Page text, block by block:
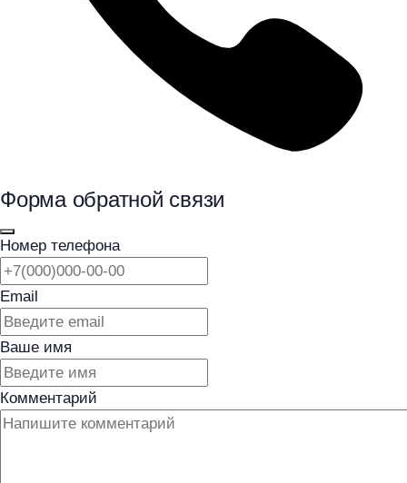
Форма обратной связи
Номер телефона
Email
Ваше имя
Комментарий